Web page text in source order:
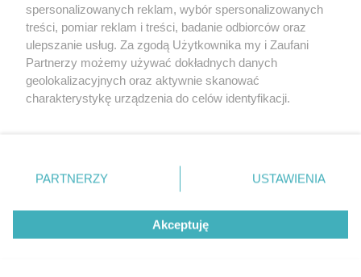
spersonalizowanych reklam, wybór spersonalizowanych
treści, pomiar reklam i treści, badanie odbiorców oraz
ulepszanie usług. Za zgodą Użytkownika my i Zaufani
Partnerzy możemy używać dokładnych danych
geolokalizacyjnych oraz aktywnie skanować
charakterystykę urządzenia do celów identyfikacji.
zmienić/wycofać klikając przycisk ustawień prywatności
znajdujący się w lewym dolnym rogu strony
rodzaje przetwarzania danych nie wymagają zgody
użytkownika, ale masz prawo sprzeciwić się takiemu
przetwarzaniu. Preferencje będą miały zastosowanie tylko
PARTNERZY USTAWIENIA
Akceptuję